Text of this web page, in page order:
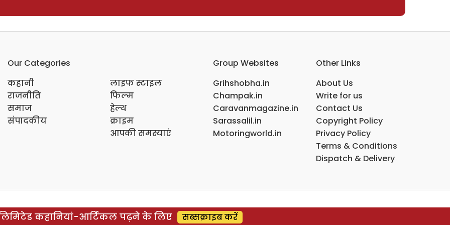
Our Categories
कहानी
राजनीति
समाज
संपादकीय
लाइफ स्टाइल
फिल्म
हेल्थ
क्राइम
आपकी समस्याएं
Group Websites
Grihshobha.in
Champak.in
Caravanmagazine.in
Sarassalil.in
Motoringworld.in
Other Links
About Us
Write for us
Contact Us
Copyright Policy
Privacy Policy
Terms & Conditions
Dispatch & Delivery
कहानियां-आर्टिकल पढ़ने के लिए सब्सक्राइब करें